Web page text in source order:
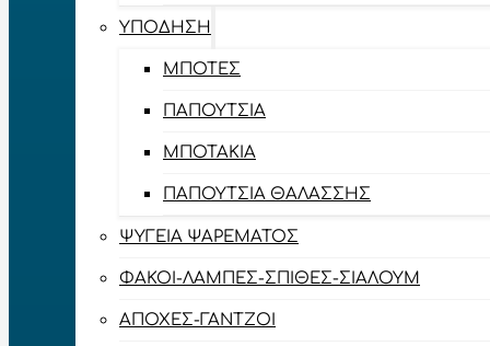
ΥΠΌΔΗΣΗ
ΜΠΌΤΕΣ
ΠΑΠΟΎΤΣΙΑ
ΜΠΟΤΆΚΙΑ
ΠΑΠΟΎΤΣΙΑ ΘΑΛΆΣΣΗΣ
ΨΥΓΕΊΑ ΨΑΡΈΜΑΤΟΣ
ΦΑΚΟΊ-ΛΆΜΠΕΣ-ΣΠΊΘΕΣ-ΣΊΑΛΟΥΜ
ΑΠΌΧΕΣ-ΓΆΝΤΖΟΙ